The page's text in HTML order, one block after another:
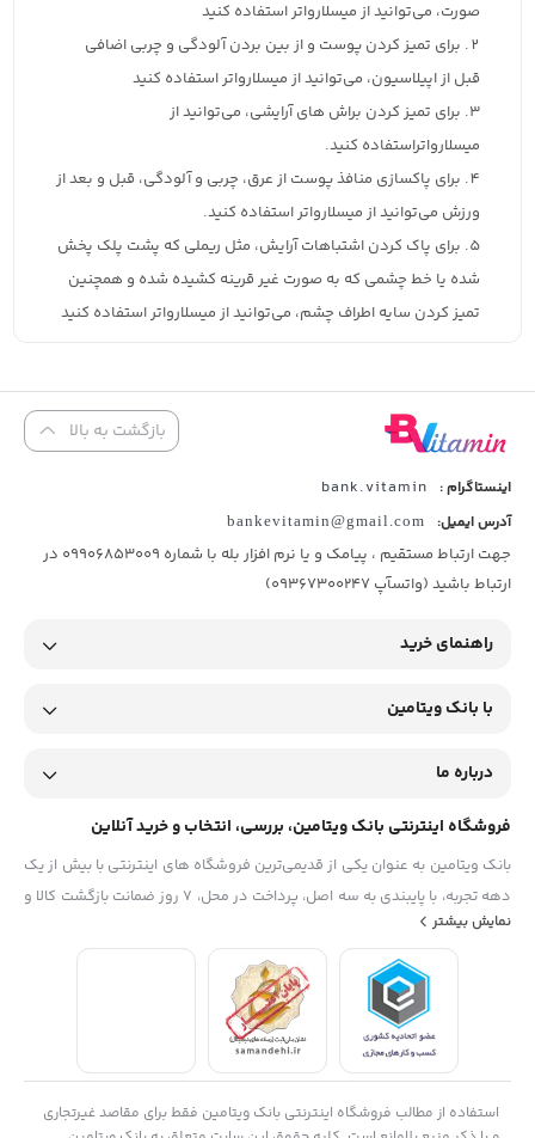
صورت، می‌توانید از میسلارواتر استفاده کنید
برای تمیز کردن پوست و از بین بردن آلودگی و چربی اضافی
قبل از اپیلاسیون، می‌توانید از میسلارواتر استفاده کنید
برای تمیز کردن براش های آرایشی، می‌توانید از
میسلارواتراستفاده کنید.
برای پاکسازی منافذ پوست از عرق، چربی و آلودگی، قبل و بعد از
ورزش می‌توانید از میسلارواتر استفاده کنید.
برای پاک کردن اشتباهات آرایش، مثل ریملی که پشت پلک پخش
شده یا خط چشمی که به صورت غیر قرینه کشیده شده و همچنین
تمیز کردن سایه اطراف چشم، می‌توانید از میسلارواتر استفاده کنید
بازگشت به بالا
اینستاگرام : bank.vitamin
آدرس ایمیل: bankevitamin@gmail.com
جهت ارتباط مستقیم ، پیامک و یا نرم افزار بله با شماره 09906853009 در
ارتباط باشید (واتسآپ 09367300247)
راهنمای خرید
با بانک ویتامین
درباره ما
فروشگاه اینترنتی بانک ویتامین، بررسی، انتخاب و خرید آنلاین
بانک ویتامین به عنوان یکی از قدیمی‌ترین فروشگاه های اینترنتی با بیش از یک
دهه تجربه، با پایبندی به سه اصل، پرداخت در محل، ۷ روز ضمانت بازگشت کالا و
تضمین اصل‌بودن کالا موفق شده تا همگام با فروشگاه‌های معتبر جهان، به
بزرگ‌ترین فروشگاه اینترنتی ایران تبدیل شود. به محض ورود به سایت
دیجی‌کالا با دنیایی از کالا رو به رو می‌شوید! هر آنچه که نیاز دارید و به ذهن
شما خطور می‌کند در اینجا پیدا خواهید کرد.
نمایش بیشتر
استفاده از مطالب فروشگاه اینترنتی بانک ویتامین فقط برای مقاصد غیرتجاری